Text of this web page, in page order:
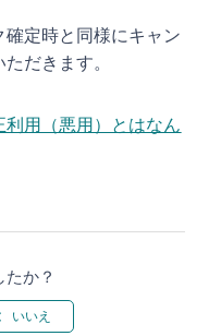
定時と同様にキャン
だきます。
利用（悪用）とはなん
か？